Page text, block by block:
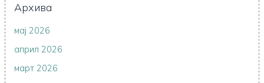
Архива
мај 2026
април 2026
март 2026